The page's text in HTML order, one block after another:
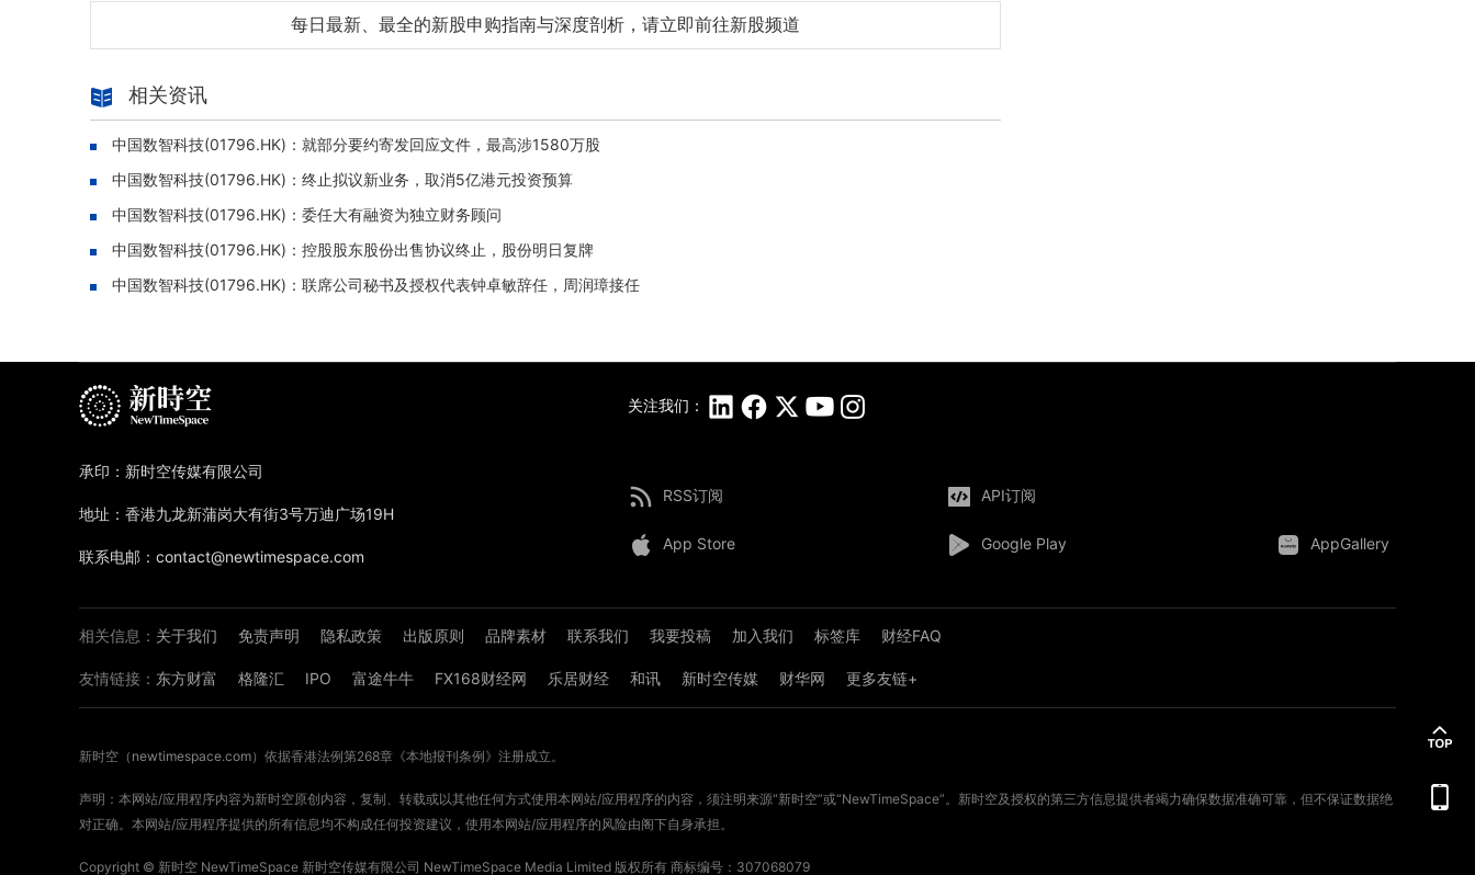
每日最新、最全的新股申购指南与深度剖析，请立即前往新股频道
相关资讯
中国数智科技(01796.HK)：就部分要约寄发回应文件，最高涉1580万股
中国数智科技(01796.HK)：终止拟议新业务，取消5亿港元投资预算
中国数智科技(01796.HK)：委任大有融资为独立财务顾问
中国数智科技(01796.HK)：控股股东股份出售协议终止，股份明日复牌
中国数智科技(01796.HK)：联席公司秘书及授权代表钟卓敏辞任，周润璋接任
关注我们：
RSS订阅 API订阅
App Store Google Play AppGallery
相关信息： 关于我们 免责声明 隐私政策 出版原则 品牌素材 联系我们 我要投稿 加入我们 标签库 财经FAQ
友情链接： 东方财富 格隆汇 IPO 富途牛牛 FX168财经网 乐居财经 和讯 新时空传媒 财华网 更多友链+
承印：新时空传媒有限公司
地址：香港九龙新蒲岗大有街3号万迪广场19H
联系电邮：contact@newtimespace.com
新时空（ newtimespace.com）依据香港法例第268章《本地报刊条例》注册成立。
声明：本网站/应用程序内容为新时空原创内容，复制、转载或以其他任何方式使用本网站/应用程序的内容，须注明来源“新时空”或“NewTimeSpace”。新时空及授权的第三方信息提供者竭力确保数据准确可靠，但不保证数据绝
对正确。本网站/应用程序提供的所有信息均不构成任何投资建议，使用本网站/应用程序的风险由阁下自身承担。
Copyright © 新时空 NewTimeSpace 新时空传媒有限公司 NewTimeSpace Media Limited 版权所有 商标编号：307068079